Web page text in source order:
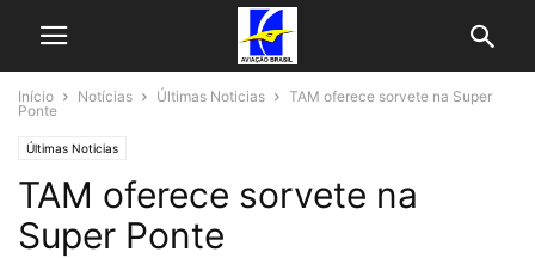
Início Notícias Últimas Noticias
TAM oferece sorvete na Super
Ponte
Últimas Noticias
TAM oferece sorvete na
Super Ponte